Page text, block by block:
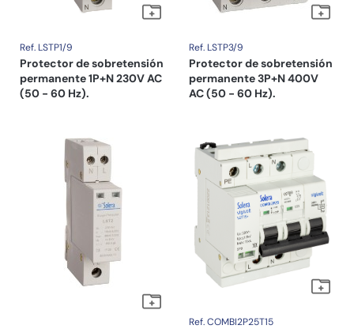
Ref. LSTP1/9
Protector de sobretensión
permanente 1P+N 230V AC
(50 - 60 Hz).
Ref. LSTP3/9
Protector de sobretensión
permanente 3P+N 400V
AC (50 - 60 Hz).
Ref. COMBI2P25T15